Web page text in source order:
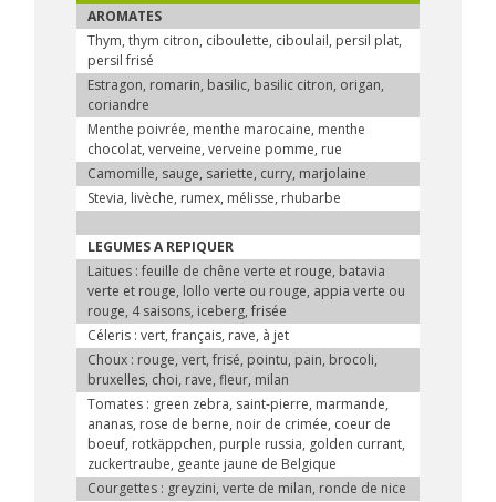
AROMATES
Thym, thym citron, ciboulette, ciboulail, persil plat,
persil frisé
Estragon, romarin, basilic, basilic citron, origan,
coriandre
Menthe poivrée, menthe marocaine, menthe
chocolat, verveine, verveine pomme, rue
Camomille, sauge, sariette, curry, marjolaine
Stevia, livèche, rumex, mélisse, rhubarbe
LEGUMES A REPIQUER
Laitues : feuille de chêne verte et rouge, batavia
verte et rouge, lollo verte ou rouge, appia verte ou
rouge, 4 saisons, iceberg, frisée
Céleris : vert, français, rave, à jet
Choux : rouge, vert, frisé, pointu, pain, brocoli,
bruxelles, choi, rave, fleur, milan
Tomates : green zebra, saint-pierre, marmande,
ananas, rose de berne, noir de crimée, coeur de
boeuf, rotkäppchen, purple russia, golden currant,
zuckertraube, geante jaune de Belgique
Courgettes : greyzini, verte de milan, ronde de nice